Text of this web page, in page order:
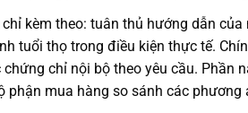
kèm theo: tuân thủ hướng dẫn
tuổi thọ trong điều kiện thực tế.
chỉ nội bộ theo yêu cầu. Phần
mua hàng so sánh các